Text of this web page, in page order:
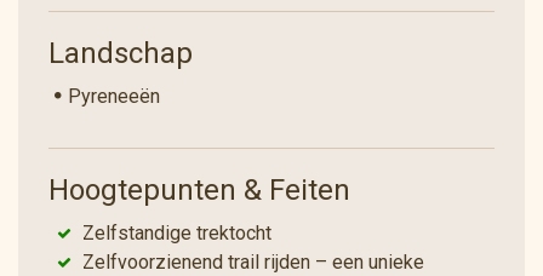
altijd dichtbij jouw verblijf.
Een trektocht door dit fascinerende landschap
Jouw ervaring in het zadel breng jij mee; wij zorgen
voor de rest: uitstekend getrainde paarden,
zadeltassen, gedetailleerde kaarten en
gebruiksvriendelijke navigatiehulpmiddelen.
Landschap
Pyreneeën
Hoogtepunten & Feiten
Zelfstandige trektocht
Zelfvoorzienend trail rijden – een unieke